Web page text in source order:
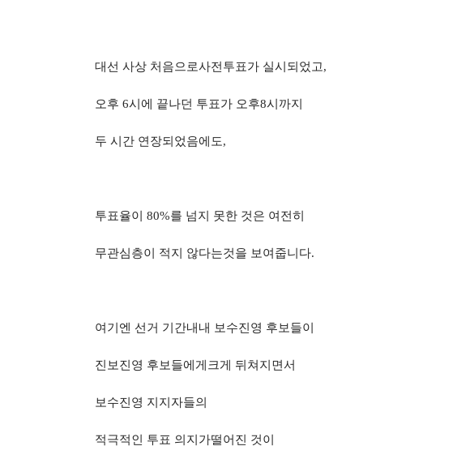
대선 사상 처음으로사전투표가 실시되었고,
오후 6시에 끝나던 투표가 오후8시까지
두 시간 연장되었음에도,
투표율이 80%를 넘지 못한 것은 여전히
무관심층이 적지 않다는것을 보여줍니다.
여기엔 선거 기간내내 보수진영 후보들이
진보진영 후보들에게크게 뒤쳐지면서
보수진영 지지자들의
적극적인 투표 의지가떨어진 것이